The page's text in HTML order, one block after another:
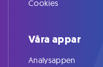
Cookies
Våra appar
Analysappen